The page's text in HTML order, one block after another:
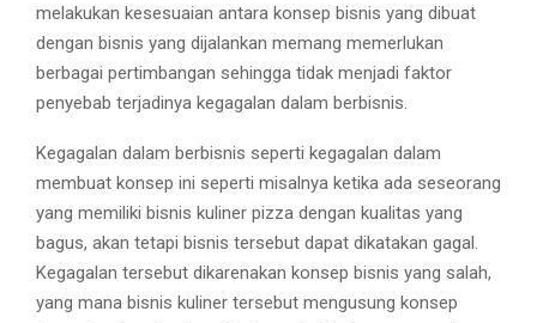
melakukan kesesuaian antara konsep bisnis yang dibuat
dengan bisnis yang dijalankan memang memerlukan
berbagai pertimbangan sehingga tidak menjadi faktor
penyebab terjadinya kegagalan dalam berbisnis.
Kegagalan dalam berbisnis seperti kegagalan dalam
membuat konsep ini seperti misalnya ketika ada seseorang
yang memiliki bisnis kuliner pizza dengan kualitas yang
bagus, akan tetapi bisnis tersebut dapat dikatakan gagal.
Kegagalan tersebut dikarenakan konsep bisnis yang salah,
yang mana bisnis kuliner tersebut mengusung konsep